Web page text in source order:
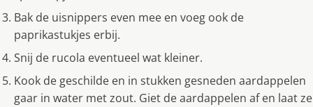
Bak de uisnippers even mee en voeg ook de
paprikastukjes erbij.
Snij de rucola eventueel wat kleiner.
Kook de geschilde en in stukken gesneden aardappelen
gaar in water met zout. Giet de aardappelen af en laat ze